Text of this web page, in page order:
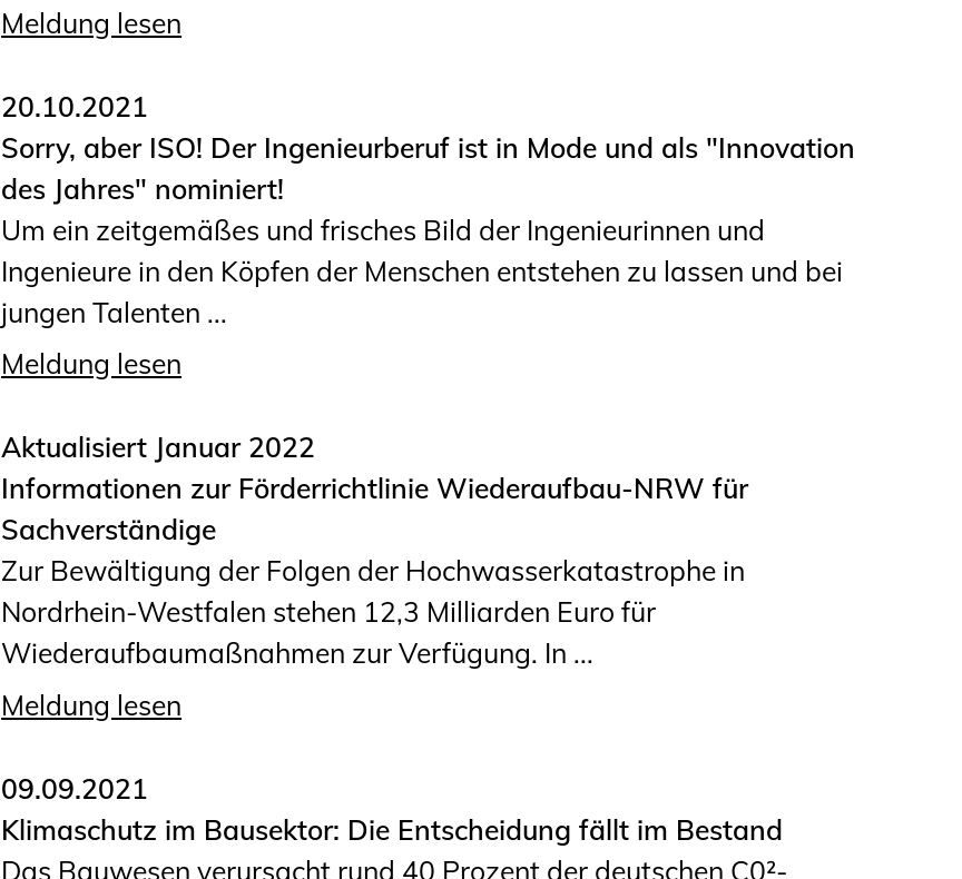
Ingenieurkammern
Zusatzqualifikationen
Meldung lesen
20.10.2021
Sorry, aber ISO! Der Ingenieurberuf ist in Mode und als "Innovation
des Jahres" nominiert!
Um ein zeitgemäßes und frisches Bild der Ingenieurinnen und
Ingenieure in den Köpfen der Menschen entstehen zu lassen und bei
jungen Talenten ...
Meldung lesen
Aktualisiert Januar 2022
Informationen zur Förderrichtlinie Wiederaufbau-NRW für
Sachverständige
Zur Bewältigung der Folgen der Hochwasserkatastrophe in
Nordrhein-Westfalen stehen 12,3 Milliarden Euro für
Wiederaufbaumaßnahmen zur Verfügung. In ...
Meldung lesen
09.09.2021
Klimaschutz im Bausektor: Die Entscheidung fällt im Bestand
Das Bauwesen verursacht rund 40 Prozent der deutschen C0²-